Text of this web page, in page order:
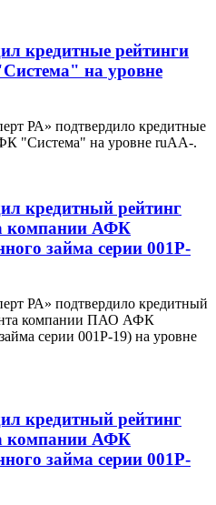
кредитные рейтинги
на уровне
РА» подтвердило кредитные
"Система" на уровне ruAA-.
кредитный рейтинг
компании АФК
займа серии 001P-
РА» подтвердило кредитный
компании ПАО АФК
серии 001P-19) на уровне
кредитный рейтинг
компании АФК
займа серии 001P-